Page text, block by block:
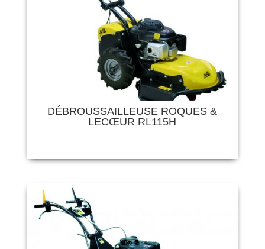
DÉBROUSSAILLEUSE ROQUES &
LECŒUR RL115H